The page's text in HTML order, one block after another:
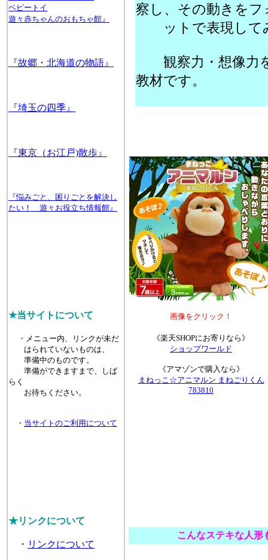
察し、その動きを
ットで表現して
観察力・想像力
教材です。
画像をクリック！
《楽天SHOPにお寄りなら》
ショップワールド
《アマゾンで購入なら》
まねっこ☆アニマルン まねごりくん
783810
こんなステキな人
ベビートイ
遊々赤ちゃんのおもちゃ館』
『故郷・北海道の物語』
『埼玉の四季』
『東京（お江戸)散歩』
『悩みごと、困りごとを解決し
たい！ 遊々お役立ち情報館』
★当サイトについて
・メニュー内、リンクが未だ
はられていないものは、
準備中のものです。
準備ができますまで、しば
らく
お待ちください。
・ 当サイトのご利用について
★リンクについて
・ リンクについて